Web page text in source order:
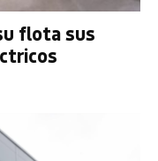
flota sus